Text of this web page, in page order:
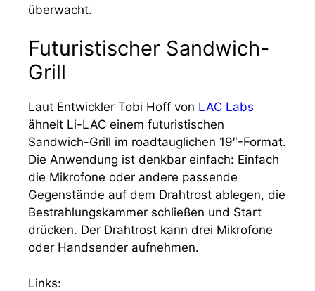
überwacht.
Futuristischer Sandwich-
Grill
Laut Entwickler Tobi Hoff von LAC Labs
ähnelt Li-LAC einem futuristischen
Sandwich-Grill im roadtauglichen 19″-Format.
Die Anwendung ist denkbar einfach: Einfach
die Mikrofone oder andere passende
Gegenstände auf dem Drahtrost ablegen, die
Bestrahlungskammer schließen und Start
drücken. Der Drahtrost kann drei Mikrofone
oder Handsender aufnehmen.
Links: